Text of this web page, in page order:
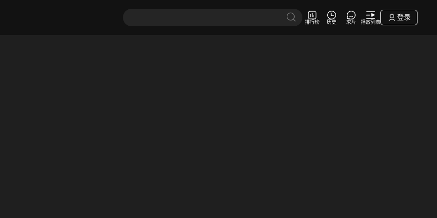
排行榜 历史 求片 播放列表
登录